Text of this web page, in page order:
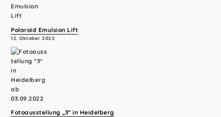
Polaroid Emulsion Lift
12. Oktober 2022
Fotoausstellung „3“ in Heidelberg